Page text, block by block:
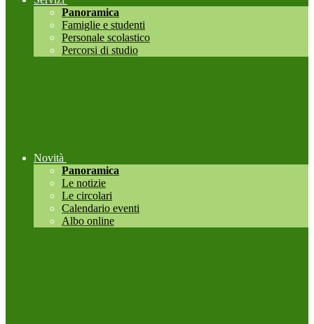
Panoramica
Famiglie e studenti
Personale scolastico
Percorsi di studio
Novità
Panoramica
Le notizie
Le circolari
Calendario eventi
Albo online